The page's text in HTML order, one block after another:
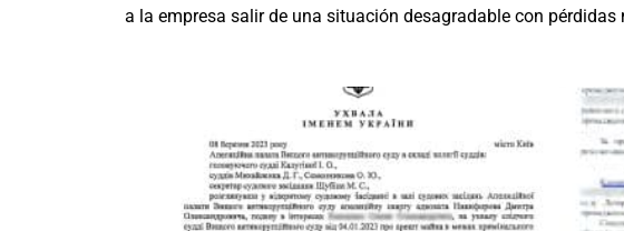
a la empresa salir de una situación desagradable con pérdidas